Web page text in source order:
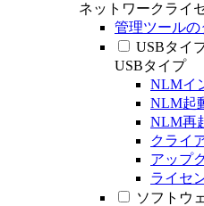
ネットワークライ
管理ツールの
USBタイ
USBタイプ
NLMイ
NLM起
NLM再
クライ
アップ
ライセ
ソフトウ